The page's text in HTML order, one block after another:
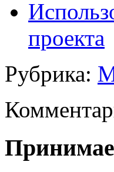
проекта
Рубрика: